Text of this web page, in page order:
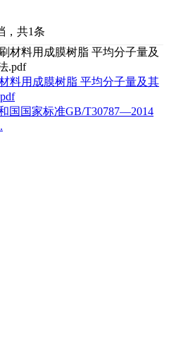
，共1条
料用成膜树脂 平均分子量及其
国国家标准GB/T30787—2014